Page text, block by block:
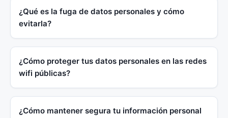
¿Qué es la fuga de datos personales y cómo
evitarla?
¿Cómo proteger tus datos personales en las redes
wifi públicas?
¿Cómo mantener segura tu información personal